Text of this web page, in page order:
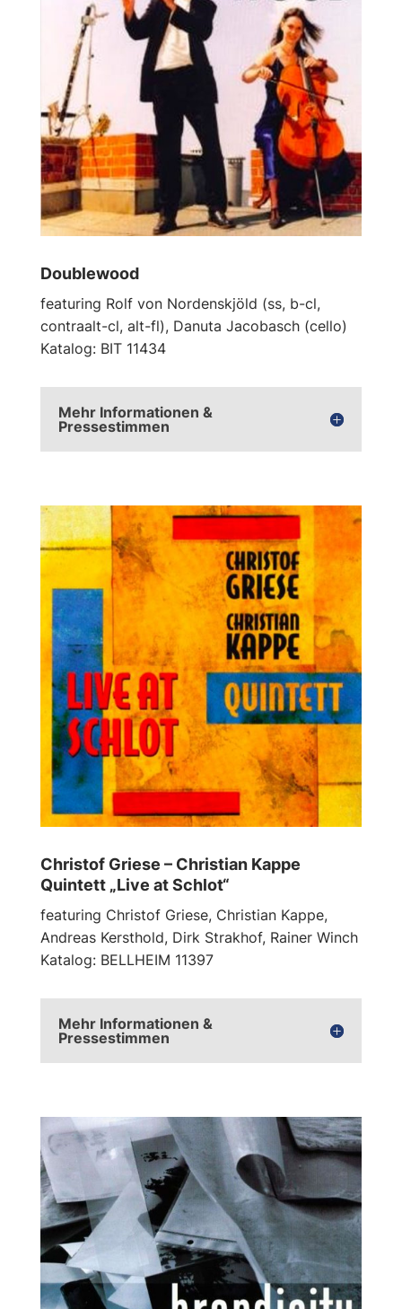
Doublewood
featuring Rolf von Nordenskjöld (ss, b-cl,
contraalt-cl, alt-fl), Danuta Jacobasch (cello)
Katalog: BIT 11434
Mehr Informationen &
Pressestimmen
Christof Griese – Christian Kappe
Quintett „Live at Schlot“
featuring Christof Griese, Christian Kappe,
Andreas Kersthold, Dirk Strakhof, Rainer Winch
Katalog: BELLHEIM 11397
Mehr Informationen &
Pressestimmen